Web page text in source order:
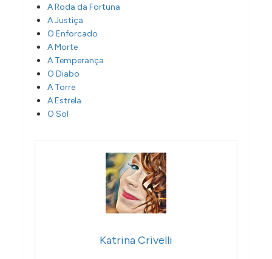
A Roda da Fortuna
A Justiça
O Enforcado
A Morte
A Temperança
O Diabo
A Torre
A Estrela
O Sol
Katrina Crivelli